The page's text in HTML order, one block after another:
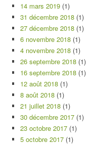
14 mars 2019 (1)
31 décembre 2018 (1)
27 décembre 2018 (1)
6 novembre 2018 (1)
4 novembre 2018 (1)
26 septembre 2018 (1)
16 septembre 2018 (1)
12 août 2018 (1)
8 août 2018 (1)
21 juillet 2018 (1)
30 décembre 2017 (1)
23 octobre 2017 (1)
5 octobre 2017 (1)